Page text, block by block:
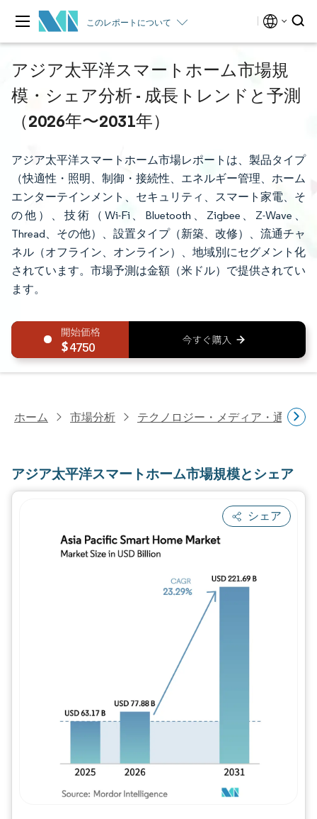
このレポートについて
アジア太平洋スマートホーム市場規
模・シェア分析 - 成長トレンドと予測
（2026年〜2031年）
アジア太平洋スマートホーム市場レポートは、製品タイプ
（快適性・照明、制御・接続性、エネルギー管理、ホーム
エンターテインメント、セキュリティ、スマート家電、そ
の他）、技術（Wi-Fi、Bluetooth、Zigbee、Z-Wave、
Thread、その他）、設置タイプ（新築、改修）、流通チャ
ネル（オフライン、オンライン）、地域別にセグメント化
されています。市場予測は金額（米ドル）で提供されてい
ます。
4750
ホーム 市場分析 テクノロジー・メディア・通信研
アジア太平洋スマートホーム市場規模とシェア
シェア
画像 © Mordor Intelligence。再利用には